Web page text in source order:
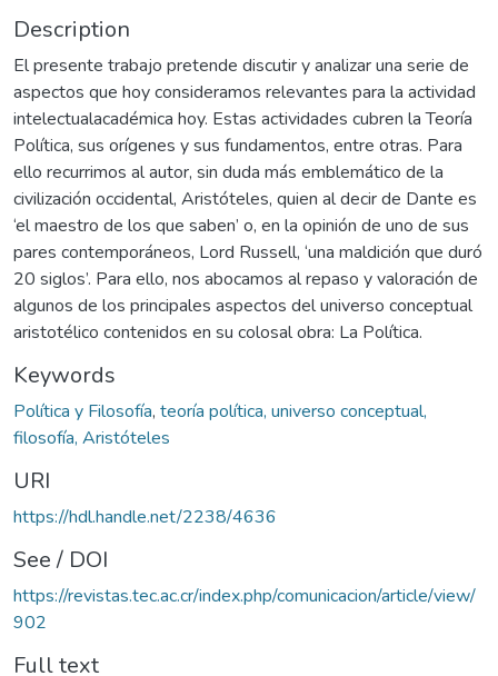
Description
El presente trabajo pretende discutir y analizar una serie de
aspectos que hoy consideramos relevantes para la actividad
intelectualacadémica hoy. Estas actividades cubren la Teoría
Política, sus orígenes y sus fundamentos, entre otras. Para
ello recurrimos al autor, sin duda más emblemático de la
civilización occidental, Aristóteles, quien al decir de Dante es
‘el maestro de los que saben’ o, en la opinión de uno de sus
pares contemporáneos, Lord Russell, ‘una maldición que duró
20 siglos’. Para ello, nos abocamos al repaso y valoración de
algunos de los principales aspectos del universo conceptual
aristotélico contenidos en su colosal obra: La Política.
Keywords
Política y Filosofía, teoría política, universo conceptual,
filosofía, Aristóteles
URI
https://hdl.handle.net/2238/4636
See / DOI
https://revistas.tec.ac.cr/index.php/comunicacion/article/view/
902
Full text